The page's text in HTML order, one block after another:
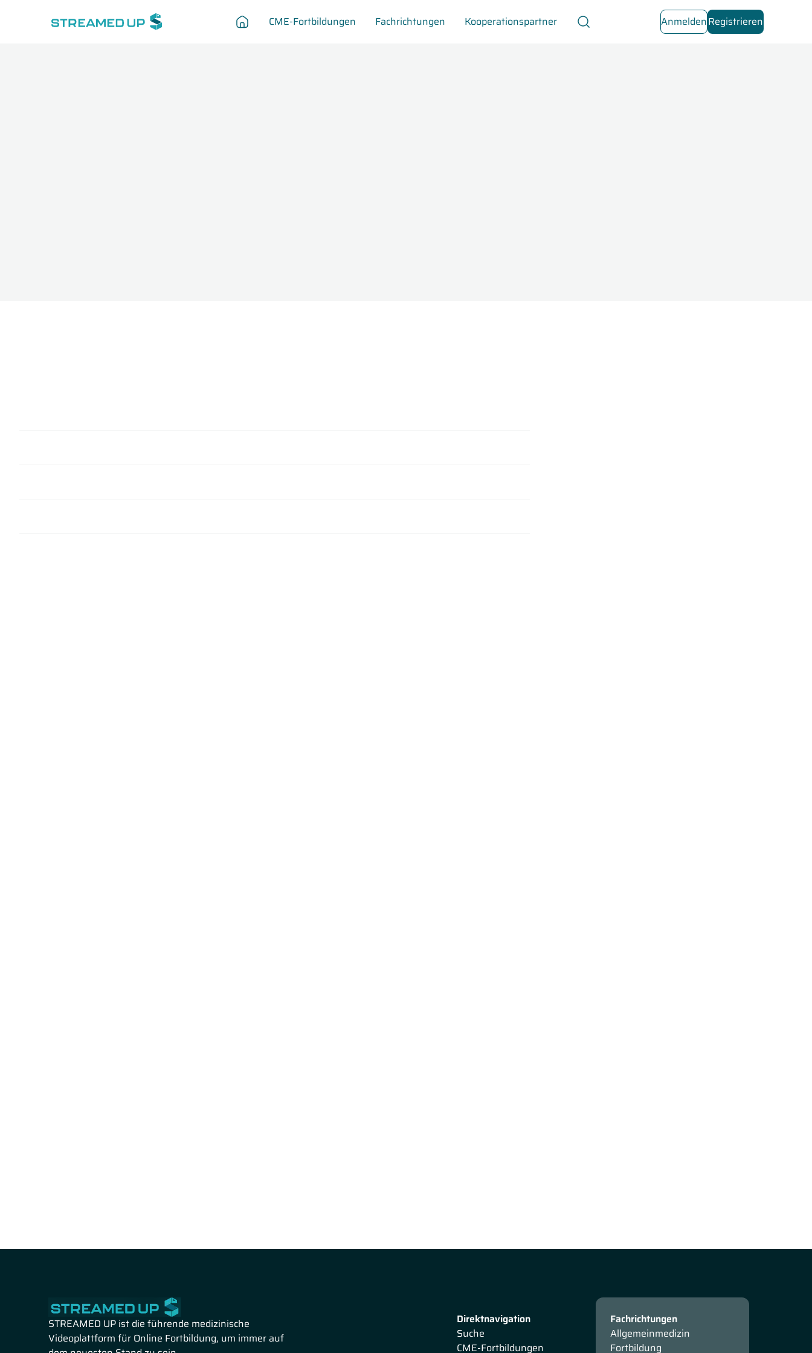
CME-Fortbildungen Fachrichtungen Kooperationspartner AnmeldenRegistrieren
STREAMED UP ist die führende medizinische
Videoplattform für Online Fortbildung, um immer auf
Direktnavigation
Suche
CME-Fortbildungen
Fachrichtungen
Allgemeinmedizin
Fortbildung